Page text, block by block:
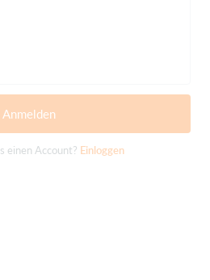
Anmelden
einen Account? Einloggen